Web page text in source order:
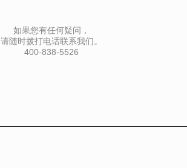
如果您有任何疑问，
请随时拨打电话联系我们。
400-838-5526